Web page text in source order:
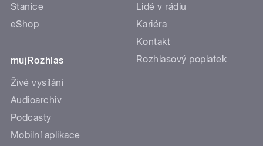
Stanice
eShop
mujRozhlas
Živé vysílání
Audioarchiv
Podcasty
Mobilní aplikace
Lidé v rádiu
Kariéra
Kontakt
Rozhlasový poplatek